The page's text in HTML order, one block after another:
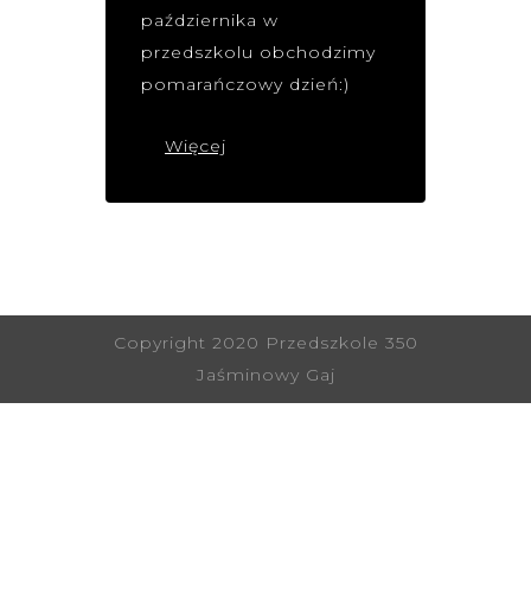
października w
przedszkolu obchodzimy
pomarańczowy dzień:)
Więcej
Copyright 2020 Przedszkole 350
Jaśminowy Gaj